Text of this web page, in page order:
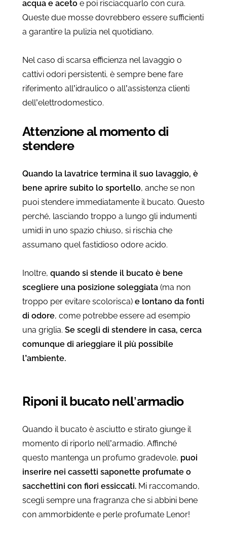
acqua e aceto e poi risciacquarlo con cura.
Queste due mosse dovrebbero essere sufficienti
a garantire la pulizia nel quotidiano.
Nel caso di scarsa efficienza nel lavaggio o
cattivi odori persistenti, è sempre bene fare
riferimento all’idraulico o all’assistenza clienti
dell’elettrodomestico.
Attenzione al momento di
stendere
Quando la lavatrice termina il suo lavaggio, è
bene aprire subito lo sportello, anche se non
puoi stendere immediatamente il bucato. Questo
perché, lasciando troppo a lungo gli indumenti
umidi in uno spazio chiuso, si rischia che
assumano quel fastidioso odore acido.
Inoltre, quando si stende il bucato è bene
scegliere una posizione soleggiata (ma non
troppo per evitare scolorisca) e lontano da fonti
di odore, come potrebbe essere ad esempio
una griglia. Se scegli di stendere in casa, cerca
comunque di arieggiare il più possibile
l’ambiente.
Riponi il bucato nell’armadio
Quando il bucato è asciutto e stirato giunge il
momento di riporlo nell’armadio. Affinché
questo mantenga un profumo gradevole, puoi
inserire nei cassetti saponette profumate o
sacchettini con fiori essiccati. Mi raccomando,
scegli sempre una fragranza che si abbini bene
con ammorbidente e perle profumate Lenor!